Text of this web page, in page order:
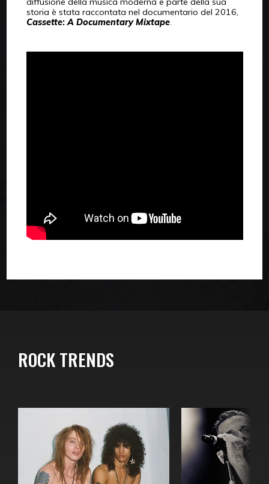
storia è stata raccontata nel documentario del 2016,
Cassette:A Documentary Mixtape.
ROCK TRENDS